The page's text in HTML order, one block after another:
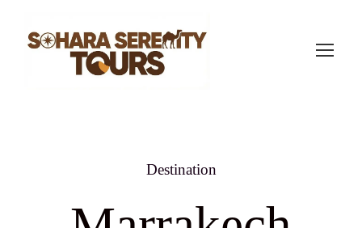
Destination